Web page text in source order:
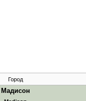
Город
Мадисон